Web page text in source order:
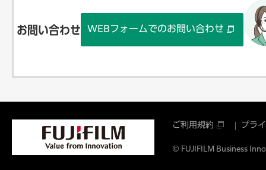
お問い合わせ WEBフォームでのお問い合わせ
ご利用規約 プラ
© FUJIFILM Business